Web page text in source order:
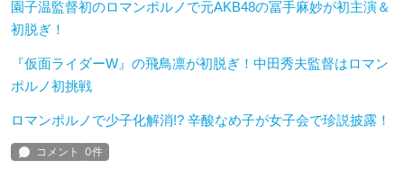
園子温監督初のロマンポルノで元AKB48の冨手麻妙が初主演＆
初脱ぎ！
『仮面ライダーW』の飛鳥凛が初脱ぎ！中田秀夫監督はロマン
ポルノ初挑戦
ロマンポルノで少子化解消!? 辛酸なめ子が女子会で珍説披露！